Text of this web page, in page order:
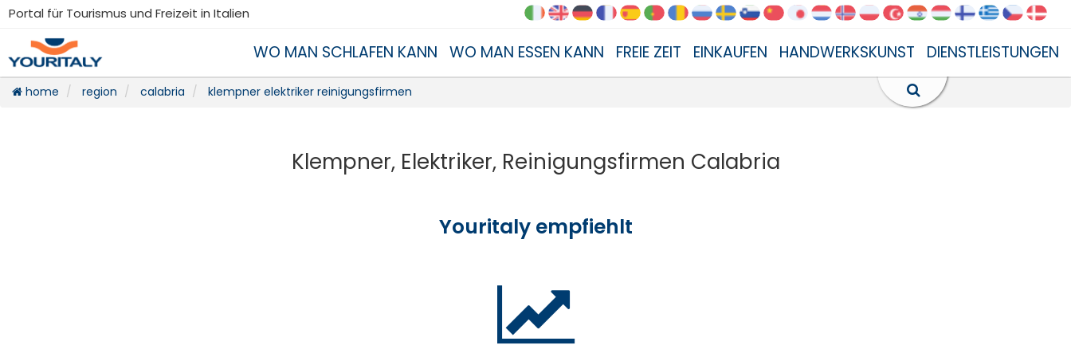
Portal für Tourismus und Freizeit in Italien
WO MAN SCHLAFEN KANN WO MAN ESSEN KANN FREIE ZEIT EINKAUFEN HANDWERKSKUNST DIENSTLEISTUNGEN
home region calabria klempner elektriker reinigungsfirmen
Klempner, Elektriker, Reinigungsfirmen Calabria
Youritaly empfiehlt